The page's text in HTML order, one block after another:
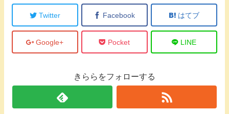
Twitter Facebook はてブ
Google+ Pocket LINE
きららをフォローする